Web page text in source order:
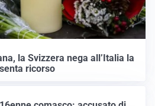
la Svizzera nega all’Italia la
ricorso